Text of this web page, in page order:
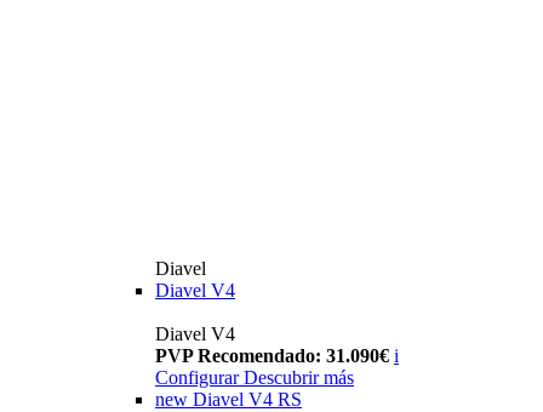
Diavel
Diavel V4
Diavel V4
PVP Recomendado: 31.090€ i
Configurar Descubrir más
new Diavel V4 RS